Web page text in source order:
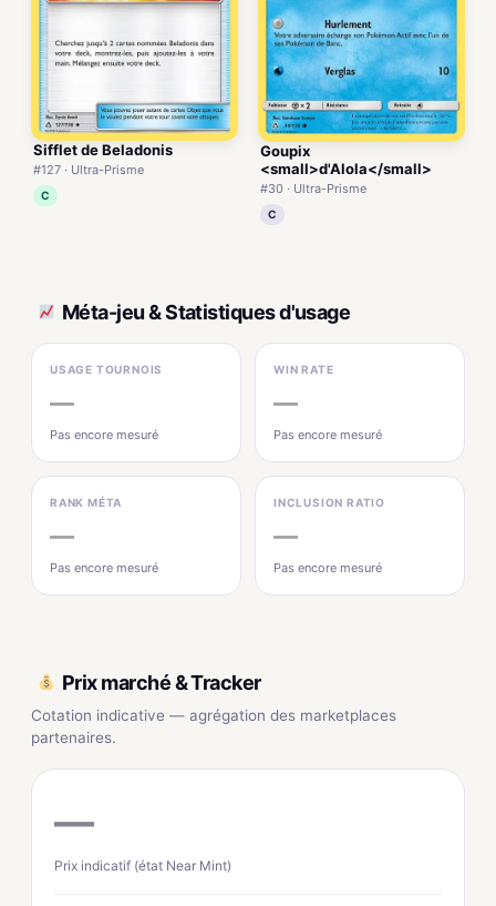
Sifflet de Beladonis
#127 · Ultra-Prisme
C
Goupix
<small>d'Alola</small>
#30 · Ultra-Prisme
C
Méta-jeu & Statistiques d'usage
USAGE TOURNOIS
—
Pas encore mesuré
WIN RATE
—
Pas encore mesuré
RANK MÉTA
—
Pas encore mesuré
INCLUSION RATIO
—
Pas encore mesuré
Prix marché & Tracker
Cotation indicative — agrégation des marketplaces
partenaires.
—
Prix indicatif (état Near Mint)